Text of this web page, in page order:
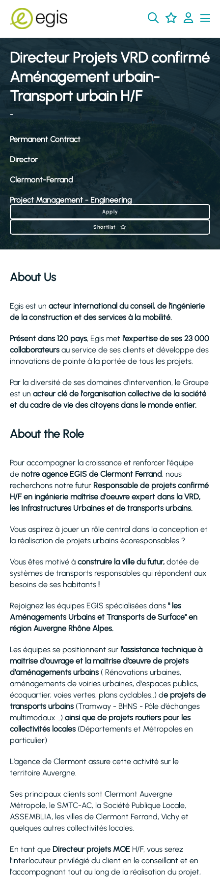
Directeur Projets VRD confirmé
Aménagement urbain-
Transport urbain H/F
-
Permanent Contract
Director
Clermont-Ferrand
Project Management - Engineering
Apply
Shortlist
About Us
Egis est un acteur international du conseil, de l'ingénierie
de la construction et des services à la mobilité.
Présent dans 120 pays, Egis met l'expertise de ses 23 000
collaborateurs au service de ses clients et développe des
innovations de pointe à la portée de tous les projets.
Par la diversité de ses domaines d'intervention, le Groupe
est un acteur clé de l'organisation collective de la société
et du cadre de vie des citoyens dans le monde entier.
About the Role
Pour accompagner la croissance et renforcer l'équipe
de notre agence EGIS de Clermont Ferrand, nous
recherchons notre futur Responsable de projets confirmé
H/F en ingénierie maîtrise d'oeuvre expert dans la VRD,
les Infrastructures Urbaines et de transports urbains.
Vous aspirez à jouer un rôle central dans la conception et
la réalisation de projets urbains écoresponsables ?
Vous êtes motivé à construire la ville du futur, dotée de
systèmes de transports responsables qui répondent aux
besoins de ses habitants !
Rejoignez les équipes EGIS spécialisées dans " les
Aménagements Urbains et Transports de Surface" en
région Auvergne Rhône Alpes.
Les équipes se positionnent sur l'assistance technique à
maitrise d'ouvrage et la maitrise d’œuvre de projets
d'aménagements urbains ( Rénovations urbaines,
aménagements de voiries urbaines, d'espaces publics,
écoquartier, voies vertes, plans cyclables..) de projets de
transports urbains (Tramway - BHNS - Pôle d’échanges
multimodaux ..) ainsi que de projets routiers pour les
collectivités locales (Départements et Métropoles en
particulier)
L’agence de Clermont assure cette activité sur le
territoire Auvergne.
Ses principaux clients sont Clermont Auvergne
Métropole, le SMTC-AC, la Société Publique Locale,
ASSEMBLIA, les villes de Clermont Ferrand, Vichy et
quelques autres collectivités locales.
En tant que Directeur projets MOE H/F, vous serez
l'interlocuteur privilégié du client en le conseillant et en
l'accompagnant tout au long de la réalisation du projet,